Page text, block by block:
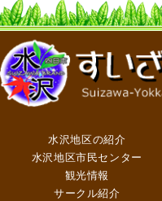
水沢地区の紹介
水沢地区市民センター
観光情報
サークル紹介